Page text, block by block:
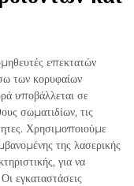
επεκτατών
των κορυφαίων
υποβάλλεται σε
σωματιδίων, τις
Χρησιμοποιούμε
της λασερικής
για να
εγκαταστάσεις